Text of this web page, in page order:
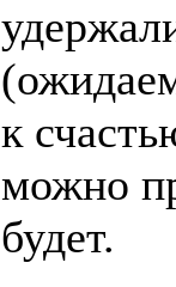
к
можно
будет.